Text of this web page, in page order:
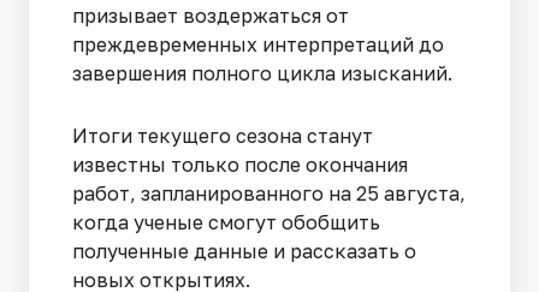
призывает воздержаться от
преждевременных интерпретаций до
завершения полного цикла изысканий.
Итоги текущего сезона станут
известны только после окончания
работ, запланированного на 25 августа,
когда ученые смогут обобщить
полученные данные и рассказать о
новых открытиях.